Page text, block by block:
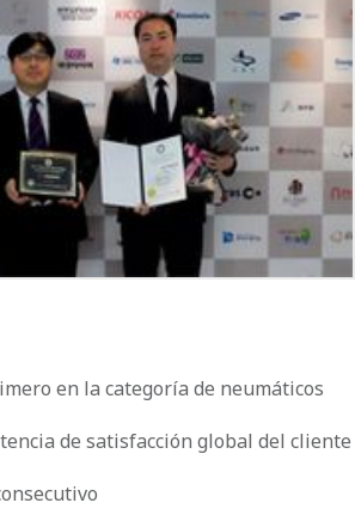
en la categoría de neumáticos
de satisfacción global del cliente